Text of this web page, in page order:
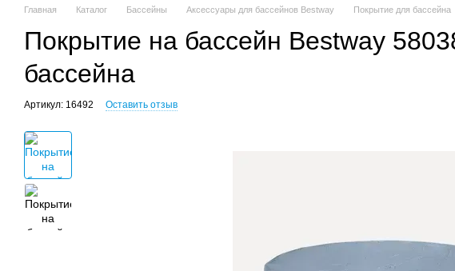
Главная Каталог Бассейны Аксессуары для бассейнов Bestway Покрытие для бассейна
Покрытие на бассейн Bestway
бассейна
Артикул: 16492 Оставить отзыв